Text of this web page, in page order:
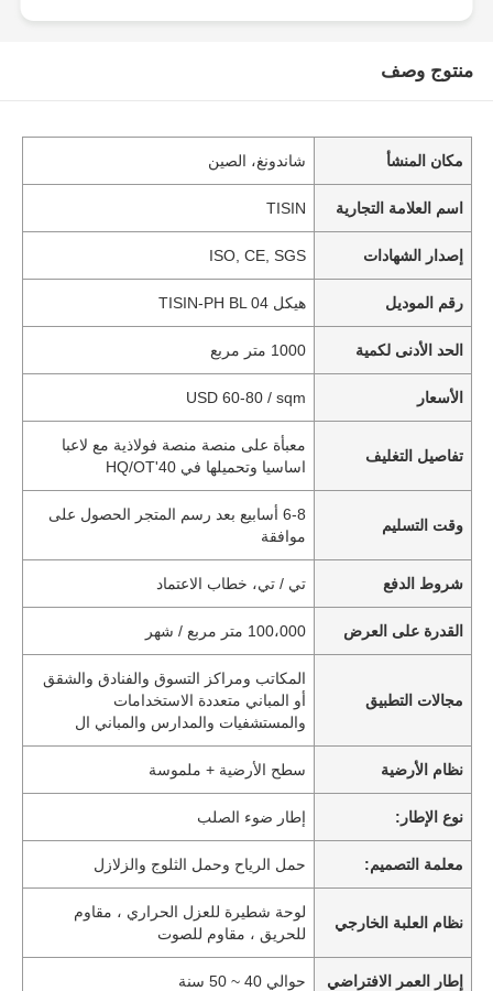
منتوج وصف
مكان المنشأ شاندونغ، الصين
اسم العلامة التجارية TISIN
إصدار الشهادات ISO, CE, SGS
رقم الموديل هيكل TISIN-PH BL 04
الحد الأدنى لكمية 1000 متر مربع
الأسعار USD 60-80 / sqm
تفاصيل التغليف
معبأة على منصة منصة فولاذية مع لاعبا
اساسيا وتحميلها في 40'HQ/OT
وقت التسليم
6-8 أسابيع بعد رسم المتجر الحصول على
موافقة
شروط الدفع تي / تي، خطاب الاعتماد
القدرة على العرض 100،000 متر مربع / شهر
مجالات التطبيق
المكاتب ومراكز التسوق والفنادق والشقق
أو المباني متعددة الاستخدامات
والمستشفيات والمدارس والمباني ال
نظام الأرضية سطح الأرضية + ملموسة
نوع الإطار: إطار ضوء الصلب
معلمة التصميم: حمل الرياح وحمل الثلوج والزلازل
نظام العلبة الخارجي
لوحة شطيرة للعزل الحراري ، مقاوم
للحريق ، مقاوم للصوت
إطار العمر الافتراضي حوالي 40 ~ 50 سنة